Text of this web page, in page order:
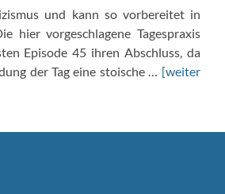
und kann so vorbereitet in
hier vorgeschlagene Tagespraxis
Episode 45 ihren Abschluss, da
der Tag eine stoische … [weiter